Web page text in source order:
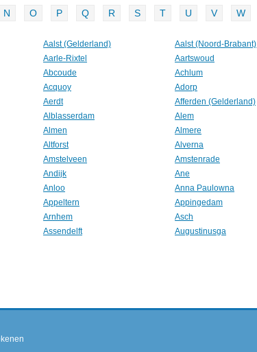
N O P Q R S T U V W
Aalst (Gelderland)
Aalst (Noord-Brabant)
Aarle-Rixtel
Aartswoud
Abcoude
Achlum
Acquoy
Adorp
Aerdt
Afferden (Gelderland)
Alblasserdam
Alem
Almen
Almere
Altforst
Alverna
Amstelveen
Amstenrade
Andijk
Ane
Anloo
Anna Paulowna
Appeltern
Appingedam
Arnhem
Asch
Assendelft
Augustinusga